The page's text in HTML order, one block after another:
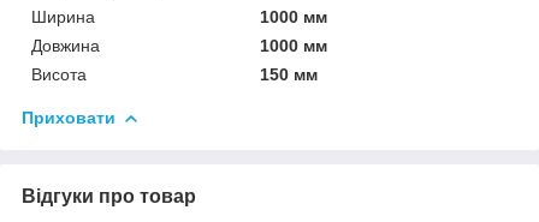
Ширина
1000 мм
Довжина
1000 мм
Висота
150 мм
Приховати
Відгуки про товар